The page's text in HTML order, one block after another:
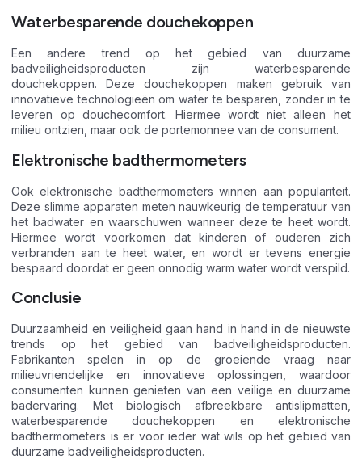
Waterbesparende douchekoppen
Een andere trend op het gebied van duurzame
badveiligheidsproducten zijn waterbesparende
douchekoppen. Deze douchekoppen maken gebruik van
innovatieve technologieën om water te besparen, zonder in te
leveren op douchecomfort. Hiermee wordt niet alleen het
milieu ontzien, maar ook de portemonnee van de consument.
Elektronische badthermometers
Ook elektronische badthermometers winnen aan populariteit.
Deze slimme apparaten meten nauwkeurig de temperatuur van
het badwater en waarschuwen wanneer deze te heet wordt.
Hiermee wordt voorkomen dat kinderen of ouderen zich
verbranden aan te heet water, en wordt er tevens energie
bespaard doordat er geen onnodig warm water wordt verspild.
Conclusie
Duurzaamheid en veiligheid gaan hand in hand in de nieuwste
trends op het gebied van badveiligheidsproducten.
Fabrikanten spelen in op de groeiende vraag naar
milieuvriendelijke en innovatieve oplossingen, waardoor
consumenten kunnen genieten van een veilige en duurzame
badervaring. Met biologisch afbreekbare antislipmatten,
waterbesparende douchekoppen en elektronische
badthermometers is er voor ieder wat wils op het gebied van
duurzame badveiligheidsproducten.